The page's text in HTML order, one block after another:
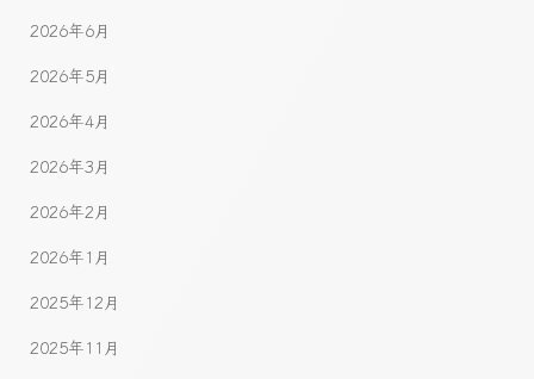
2026年6月
2026年5月
2026年4月
2026年3月
2026年2月
2026年1月
2025年12月
2025年11月